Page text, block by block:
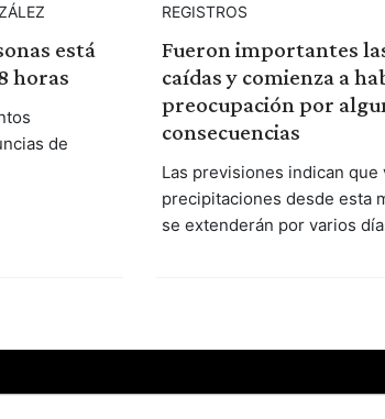
está
horas
de
REGISTROS
Fueron importantes
caídas y comienza a
preocupación por
consecuencias
Las previsiones indican que
precipitaciones desde esta
se extenderán por varios